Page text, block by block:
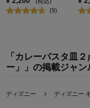
(9)
「カレーパスタ皿
ー」」の掲載ジャン
ディズニー ディズニー